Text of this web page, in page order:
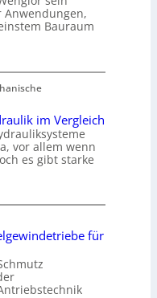
Anwendungen,
Bauraum
im Vergleich
vor allem wenn
es gibt starke
für